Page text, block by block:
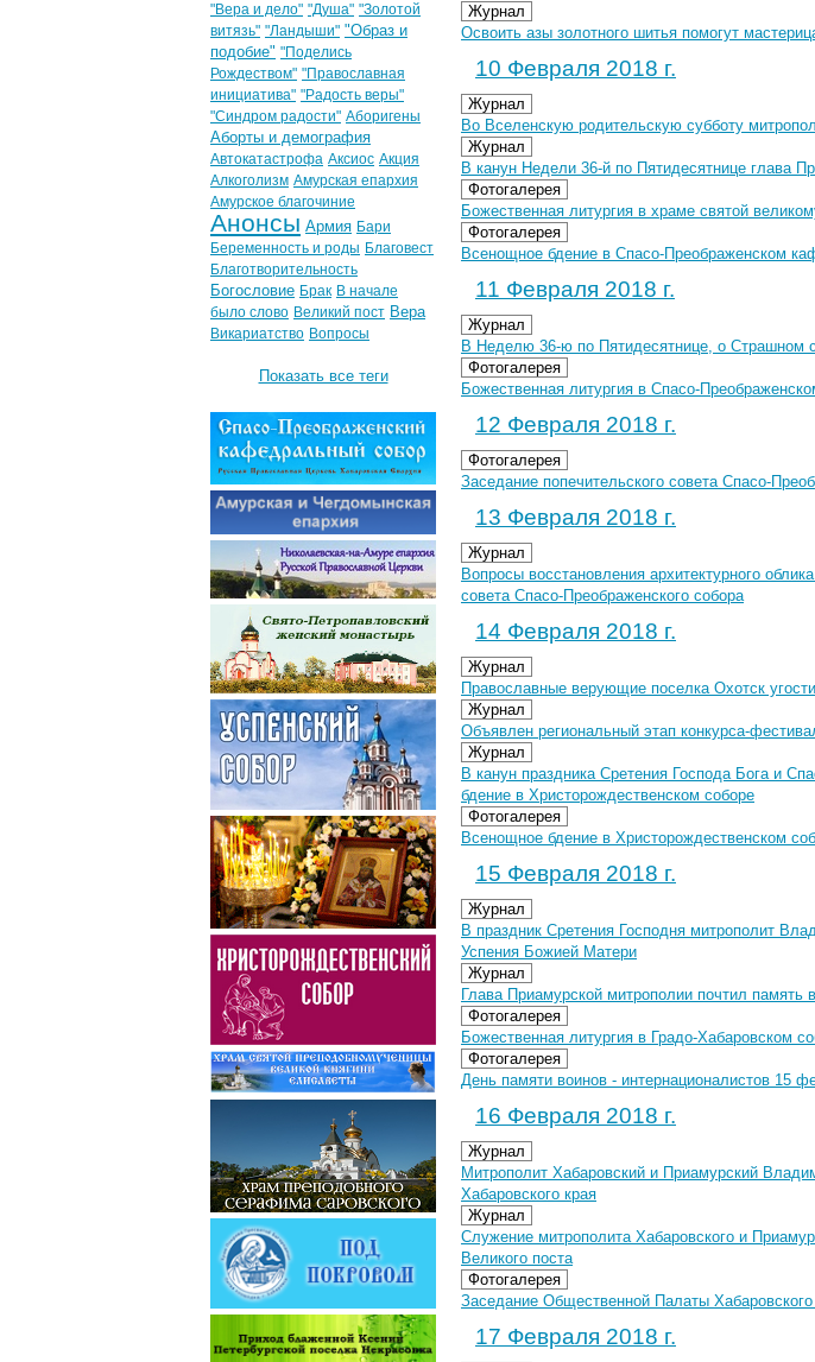
Журнал
Освоить азы золотного шитья помогут
10 Февраля 2018 г.
Журнал
Во Вселенскую родительскую субботу
Журнал
В канун Недели 36-й по Пятидесятнице глава
Фотогалерея
Божественная литургия в храме святой
Фотогалерея
Всенощное бдение в Спасо-Преображенском
11 Февраля 2018 г.
Журнал
В Неделю 36-ю по Пятидесятнице, о Страшном
Фотогалерея
Божественная литургия в Спасо-
12 Февраля 2018 г.
Фотогалерея
Заседание попечительского совета Спасо-
13 Февраля 2018 г.
Журнал
Вопросы восстановления архитектурного
совета Спасо-Преображенского собора
14 Февраля 2018 г.
Журнал
Православные верующие поселка Охотск
Журнал
Объявлен региональный этап конкурса-
Журнал
В канун праздника Сретения Господа Бога и
бдение в Христорождественском соборе
Фотогалерея
Всенощное бдение в Христорождественском
15 Февраля 2018 г.
Журнал
В праздник Сретения Господня митрополит
Успения Божией Матери
Журнал
Глава Приамурской митрополии почтил память
Фотогалерея
Божественная литургия в Градо-Хабаровском
Фотогалерея
День памяти воинов - интернационалистов 15
16 Февраля 2018 г.
Журнал
Митрополит Хабаровский и Приамурский
Хабаровского края
Журнал
Служение митрополита Хабаровского и
Великого поста
Фотогалерея
Заседание Общественной Палаты
17 Февраля 2018 г.
"Вера и дело" "Душа" "Золотой
витязь" "Ландыши" "Образ и
подобие" "Поделись
Рождеством" "Православная
инициатива" "Радость веры"
"Синдром радости" Аборигены
Аборты и демография
Автокатастрофа Аксиос Акция
Алкоголизм Амурская епархия
Амурское благочиние
Анонсы Армия Бари
Беременность и роды Благовест
Благотворительность
Богословие Брак В начале
было слово Великий пост Вера
Викариатство Вопросы
Показать все теги